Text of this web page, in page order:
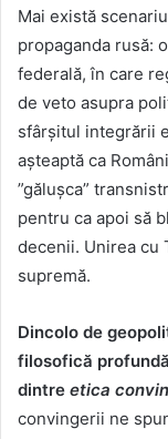
Mai există
propaganda rusă:
federală, în care
de veto asupra
sfârșitul integrării
așteaptă ca
”gălușca”
pentru ca apoi să
decenii. Unirea cu
supremă.
Dincolo de
filosofică
dintre etica
convingerii ne